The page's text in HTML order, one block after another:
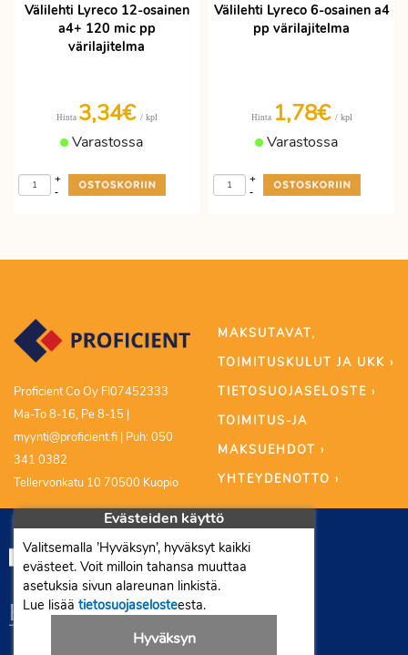
Välilehti Lyreco 12-osainen
a4+ 120 mic pp
värilajitelma
Hinta 3,34€ / kpl
Varastossa
-
+
Välilehti Lyreco 6-osainen a4
pp värilajitelma
Hinta 1,78€ / kpl
Varastossa
-
+
Proficient Co Oy FI07452333
Ma-To 8-16, Pe 8-15 |
myynti@proficient.fi | Puh: 050
341 0382
Tellervonkatu 10 70500 Kuopio
MAKSUTAVAT,
TOIMITUSKULUT JA UKK ›
TIETOSUOJASELOSTE ›
TOIMITUS-JA
MAKSUEHDOT ›
YHTEYDENOTTO ›
Evästeiden käyttö
Valitsemalla ’Hyväksyn’, hyväksyt kaikki
evästeet. Voit milloin tahansa muuttaa
asetuksia sivun alareunan linkistä.
Lue lisää tietosuojaselosteesta.
Hyväksyn